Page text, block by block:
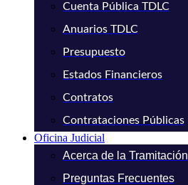
Cuenta Pública TDLC
Anuarios TDLC
Presupuesto
Estados Financieros
Contratos
Contrataciones Públicas
Oficina Judicial
Acerca de la Tramitación
Preguntas Frecuentes